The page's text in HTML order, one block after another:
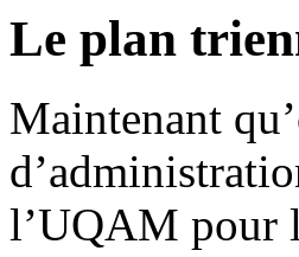
Le plan
Maintenant
l’UQAM pour